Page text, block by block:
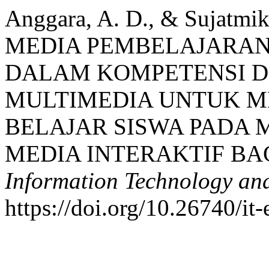
Anggara, A. D., &
MEDIA
DALAM KOMPETENSI
MULTIMEDIA UNTUK
BELAJAR SISWA PADA
MEDIA INTERAKTIF
Information Technology
https://doi.org/10.26740/